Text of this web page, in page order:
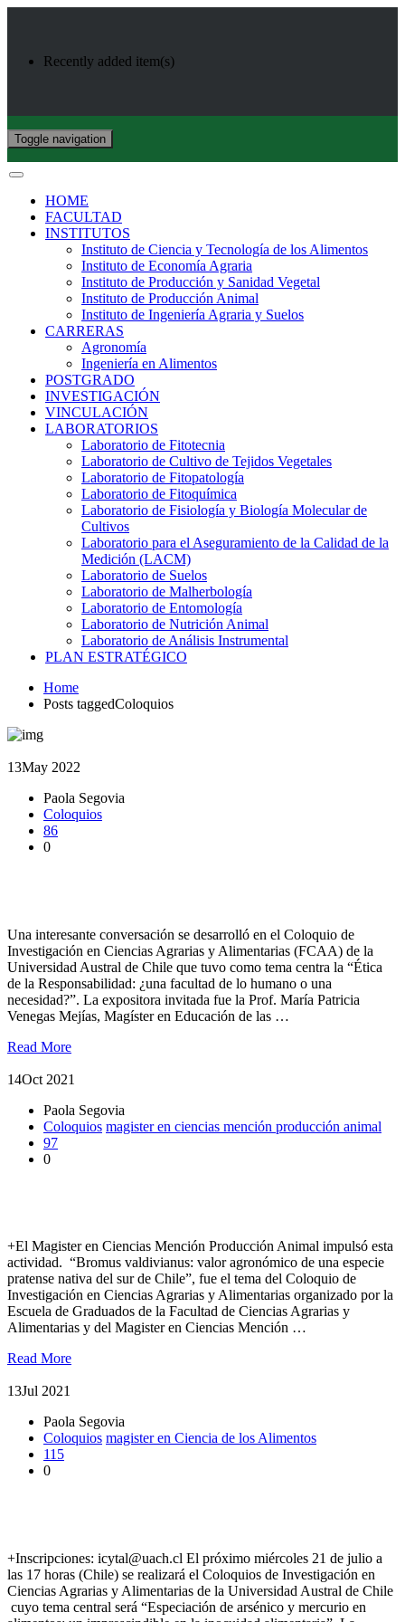
Recently added item(s)
Toggle navigation
HOME
FACULTAD
INSTITUTOS
Instituto de Ciencia y Tecnología de los Alimentos
Instituto de Economía Agraria
Instituto de Producción y Sanidad Vegetal
Instituto de Producción Animal
Instituto de Ingeniería Agraria y Suelos
CARRERAS
Agronomía
Ingeniería en Alimentos
POSTGRADO
INVESTIGACIÓN
VINCULACIÓN
LABORATORIOS
Laboratorio de Fitotecnia
Laboratorio de Cultivo de Tejidos Vegetales
Laboratorio de Fitopatología
Laboratorio de Fitoquímica
Laboratorio de Fisiología y Biología Molecular de
Cultivos
Laboratorio para el Aseguramiento de la Calidad de la
Medición (LACM)
Laboratorio de Suelos
Laboratorio de Malherbología
Laboratorio de Entomología
Laboratorio de Nutrición Animal
Laboratorio de Análisis Instrumental
PLAN ESTRATÉGICO
Home
Posts taggedColoquios
13May 2022
Paola Segovia
Coloquios
86
0
Una interesante conversación se desarrolló en el Coloquio de
Investigación en Ciencias Agrarias y Alimentarias (FCAA) de la
Universidad Austral de Chile que tuvo como tema centra la “Ética
de la Responsabilidad: ¿una facultad de lo humano o una
necesidad?”. La expositora invitada fue la Prof. María Patricia
Venegas Mejías, Magíster en Educación de las …
Read More
14Oct 2021
Paola Segovia
Coloquios magister en ciencias mención producción animal
97
0
+El Magister en Ciencias Mención Producción Animal impulsó esta
actividad. “Bromus valdivianus: valor agronómico de una especie
pratense nativa del sur de Chile”, fue el tema del Coloquio de
Investigación en Ciencias Agrarias y Alimentarias organizado por la
Escuela de Graduados de la Facultad de Ciencias Agrarias y
Alimentarias y del Magister en Ciencias Mención …
Read More
13Jul 2021
Paola Segovia
Coloquios magister en Ciencia de los Alimentos
115
0
+Inscripciones: icytal@uach.cl El próximo miércoles 21 de julio a
las 17 horas (Chile) se realizará el Coloquios de Investigación en
Ciencias Agrarias y Alimentarias de la Universidad Austral de Chile
cuyo tema central será “Especiación de arsénico y mercurio en